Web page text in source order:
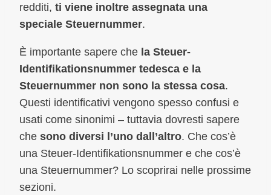
redditi, ti viene inoltre assegnata una
speciale Steuernummer.
È importante sapere che la Steuer-
Identifikationsnummer tedesca e la
Steuernummer non sono la stessa cosa.
Questi identificativi vengono spesso confusi e
usati come sinonimi – tuttavia dovresti sapere
che sono diversi l’uno dall’altro. Che cos’è
una Steuer-Identifikationsnummer e che cos’è
una Steuernummer? Lo scoprirai nelle prossime
sezioni.